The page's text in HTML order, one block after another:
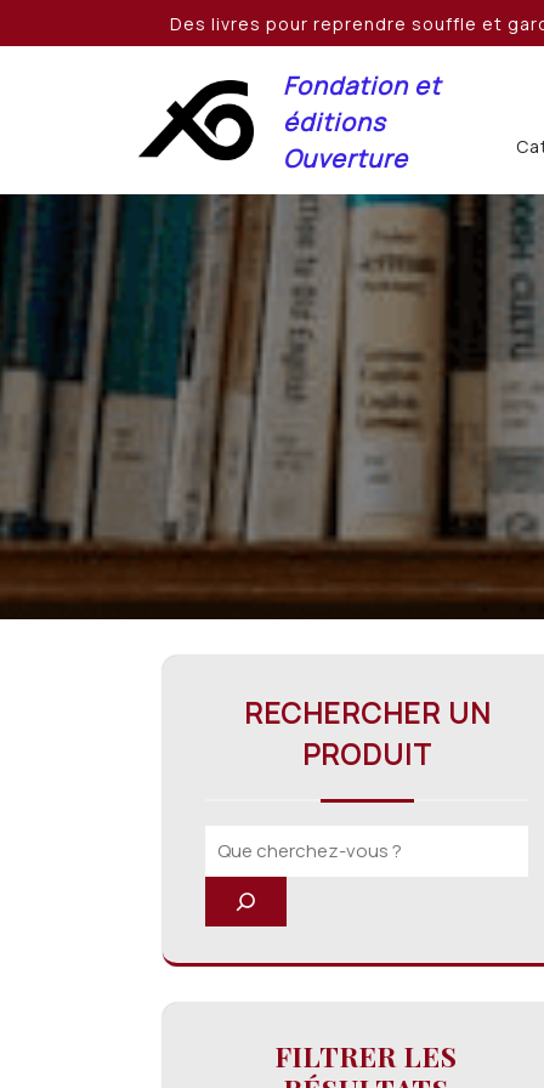
Des livres pour reprendre souffle et
Fondation et
éditions
Ouverture
RECHERCHER UN
PRODUIT
FILTRER LES